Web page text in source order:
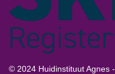
© 2024 Huidinstituut Agnes -